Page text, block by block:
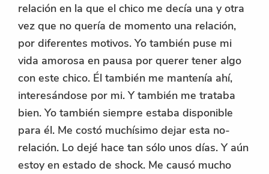
relación en la que el chico me decía una y otra
vez que no quería de momento una relación,
por diferentes motivos. Yo también puse mi
vida amorosa en pausa por querer tener algo
con este chico. Él también me mantenía ahí,
interesándose por mi. Y también me trataba
bien. Yo también siempre estaba disponible
para él. Me costó muchísimo dejar esta no-
relación. Lo dejé hace tan sólo unos días. Y aún
estoy en estado de shock. Me causó mucho